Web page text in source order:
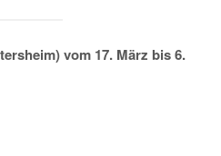
vom 17. März bis 6.